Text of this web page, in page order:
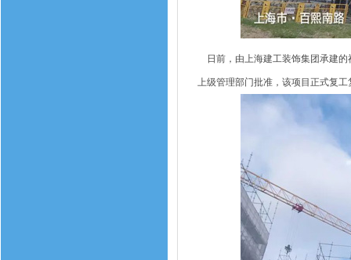
日前，由上海建工装饰集团承建的
上级管理部门批准，该项目正式复